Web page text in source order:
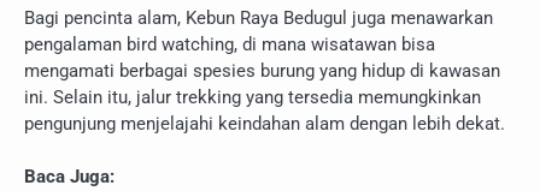
Bagi pencinta alam, Kebun Raya Bedugul juga menawarkan
pengalaman bird watching, di mana wisatawan bisa
mengamati berbagai spesies burung yang hidup di kawasan
ini. Selain itu, jalur trekking yang tersedia memungkinkan
pengunjung menjelajahi keindahan alam dengan lebih dekat.
Baca Juga: